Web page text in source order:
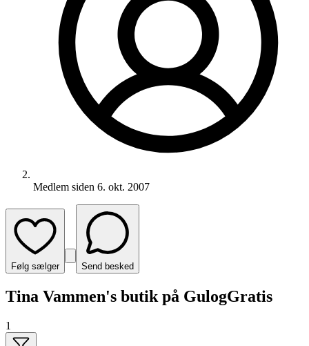
Medlem siden 6. okt. 2007
Følg sælger Send besked
Tina Vammen's butik på GulogGratis
1